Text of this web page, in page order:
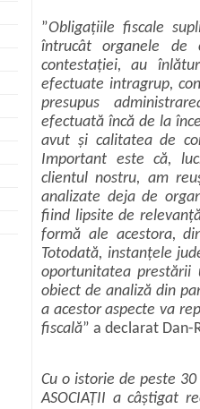
”Obligațiile fiscale
întrucât organele de
contestației, au
efectuate intragrup,
presupus
efectuată încă de la
avut și calitatea de
Important este că,
clientul nostru, am
analizate deja de
fiind lipsite de
formă ale acestora,
Totodată, instanțele
oportunitatea prestării
obiect de analiză din
a acestor aspecte va
fiscală” a declarat Dan-
Cu o istorie de peste
ASOCIAȚII a câștigat